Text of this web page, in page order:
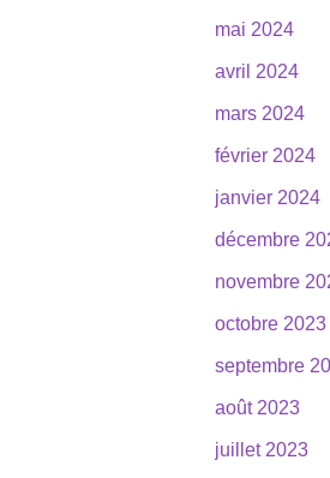
mai 2024
avril 2024
mars 2024
février 2024
janvier 2024
décembre
novembre
octobre 2023
septembre
août 2023
juillet 2023